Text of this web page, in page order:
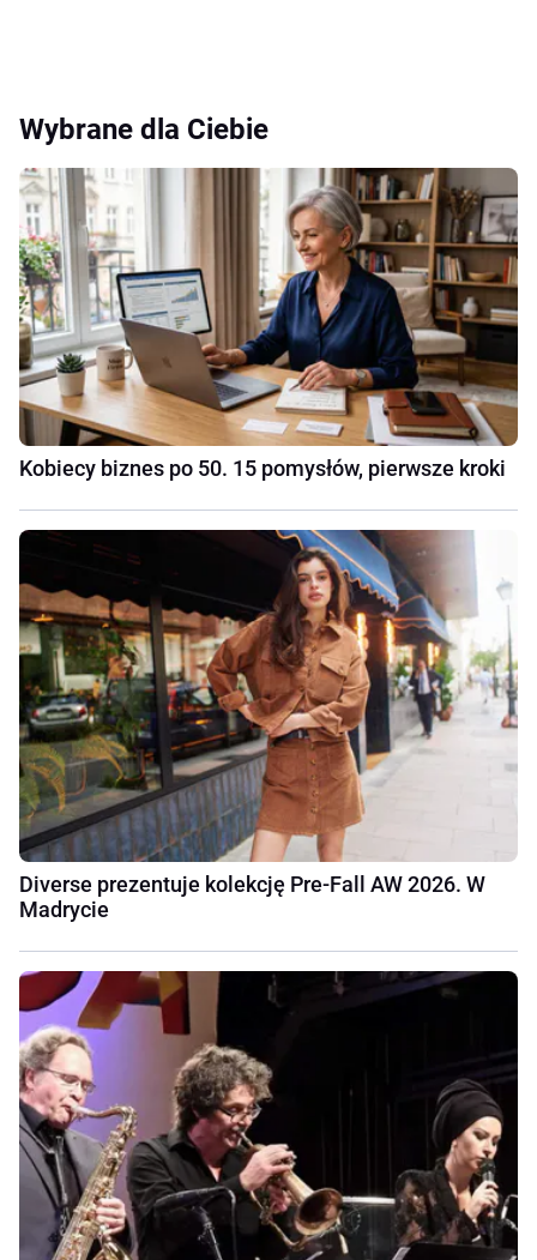
Wybrane dla Ciebie
Kobiecy biznes po 50. 15 pomysłów, pierwsze kroki
Diverse prezentuje kolekcję Pre-Fall AW 2026. W
Madrycie